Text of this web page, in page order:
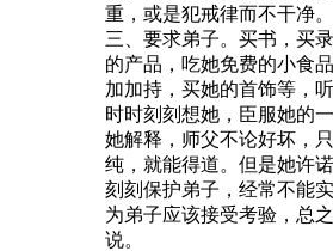
重，或是犯戒律而不干净。
三、要求弟子。买书，买
的产品，吃她免费的小食
加加持，买她的首饰等，
时时刻刻想她，臣服她的
她解释，师父不论好坏，
纯，就能得道。但是她许
刻刻保护弟子，经常不能
为弟子应该接受考验，总
说。